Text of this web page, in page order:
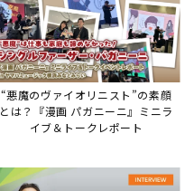
“悪魔のヴァイオリニスト”の素顔
とは？『漫画 パガニーニ』ミニラ
イブ＆トークレポート